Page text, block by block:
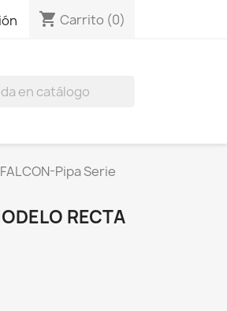
shopping_cart Carrito (0)
FALCON-Pipa Serie
RECTA